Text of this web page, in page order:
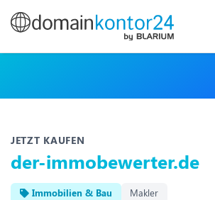
JETZT KAUFEN
der-immobewerter.de
Immobilien & Bau Makler